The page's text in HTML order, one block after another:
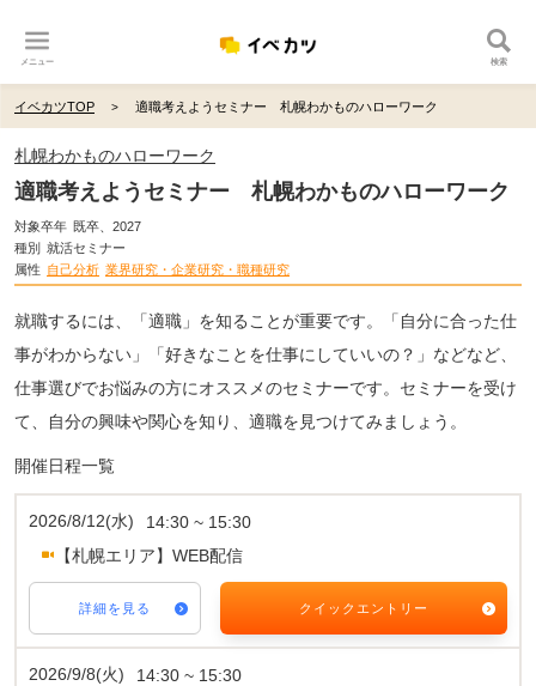
メニュー 検索
イベカツTOP 適職考えようセミナー 札幌わかものハローワーク
札幌わかものハローワーク
適職考えようセミナー 札幌わかものハローワーク
対象卒年 既卒、2027
種別 就活セミナー
属性 自己分析 業界研究・企業研究・職種研究
就職するには、「適職」を知ることが重要です。「自分に合った仕
事がわからない」「好きなことを仕事にしていいの？」などなど、
仕事選びでお悩みの方にオススメのセミナーです。セミナーを受け
て、自分の興味や関心を知り、適職を見つけてみましょう。
開催日程一覧
2026/8/12(水)
14:30 ~ 15:30
【札幌エリア】WEB配信
詳細を見る クイックエントリー
2026/9/8(火)
14:30 ~ 15:30